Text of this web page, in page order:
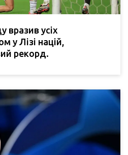
вразив усіх
у Лізі націй,
рекорд.